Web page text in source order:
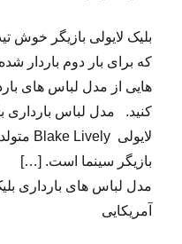
بلیک لایولی بازیگر
که برای بار دوم
هایی از مدل لباس های
بازیگر سینما است. […]
مدل لباس های بارداری
آمریکایی